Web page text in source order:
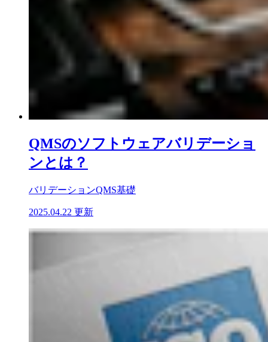
QMSのソフトウェアバリデーショ
ンとは？
バリデーションQMS基礎
2025.04.22 更新